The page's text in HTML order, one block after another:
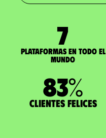
7
Plataformas en todo el
mundo
83%
Clientes felices